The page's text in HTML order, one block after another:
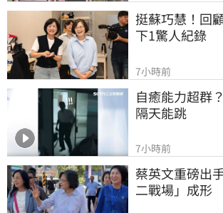
挺蘇巧慧！回
下1驚人紀錄
7小時前
自癒能力超群
隔天能跳
7小時前
蔡英文重磅出
二戰場」成形